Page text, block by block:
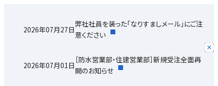
2026年07月27日
弊社社員を装った「なりすましメール」にご注
意ください
2026年07月01日
［防水営業部・住建営業部］新規受注全面再
開のお知らせ